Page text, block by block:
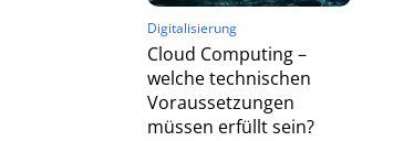
Digitalisierung
Cloud Computing –
welche technischen
Voraussetzungen
müssen erfüllt sein?